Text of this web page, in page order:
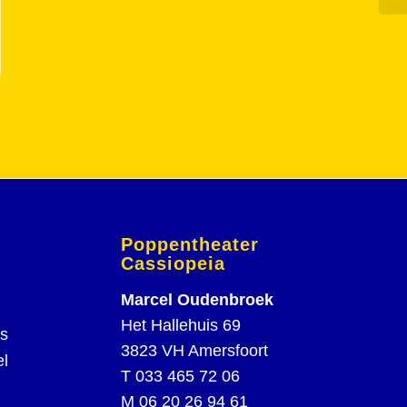
Poppentheater
Cassiopeia
Marcel Oudenbroek
Het Hallehuis 69
3823 VH Amersfoort
T 033 465 72 06
M 06 20 26 94 61